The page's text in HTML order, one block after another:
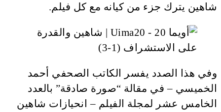
شاهين يترك جزء من كيانه مع كل فيلم.
وفي هذا الصدد يفسر الكاتب الصحفي أحمد
الخميسي – في مقالة “صورة صادقة” بالعدد
الخامس عشر لمجلة الفيلم – انحيازات شاهين